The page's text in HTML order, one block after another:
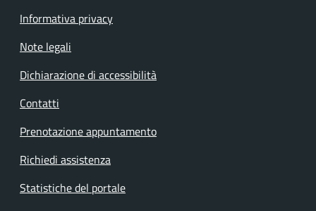
Informativa privacy
Note legali
Dichiarazione di accessibilità
Contatti
Prenotazione appuntamento
Richiedi assistenza
Statistiche del portale